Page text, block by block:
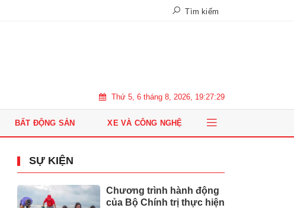
Tìm kiếm
Thứ 5, 6 tháng 8, 2026, 19:27:31
BẤT ĐỘNG SẢN XE VÀ CÔNG NGHỆ
SỰ KIỆN
Chương trình hành động
của Bộ Chính trị thực hiện